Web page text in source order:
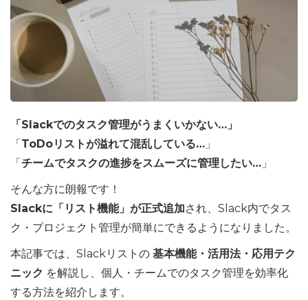
「Slackでのタスク管理がうまくいかない…」
「ToDoリストが溢れて混乱している… 」
「チームでタスクの進捗をスムーズに管理したい… 」
そんな方に朗報です！
Slackに「リスト機能」が正式追加され、Slack内でタス
ク・プロジェクト管理が簡単にできるようになりました。
本記事では、Slackリストの 基本機能・活用法・応用テク
ニック を解説し、個人・チームでのタスク管理を効率化
する方法を紹介します。